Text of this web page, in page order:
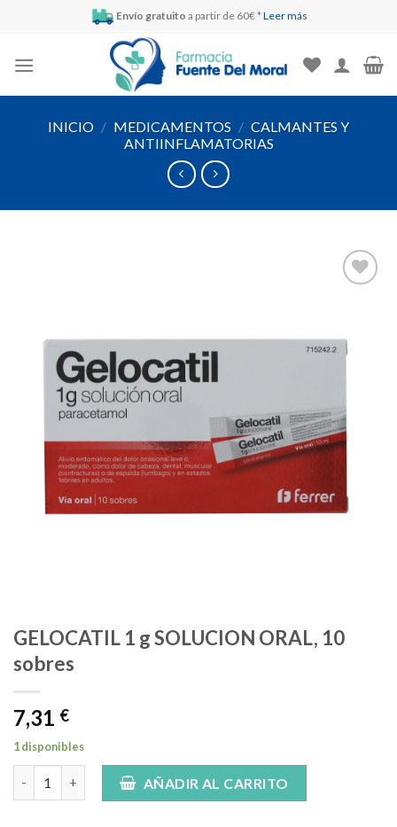
Envío gratuito a partir de 60€ * Leer más
INICIO / MEDICAMENTOS / CALMANTES Y
ANTIINFLAMATORIAS
a la
GELOCATIL 1 g SOLUCION ORAL, 10
sobres
7,31 €
1 disponibles
GELOCATIL 1 g SOLUCION ORAL, 10 sobres cantidad
AÑADIR AL CARRITO